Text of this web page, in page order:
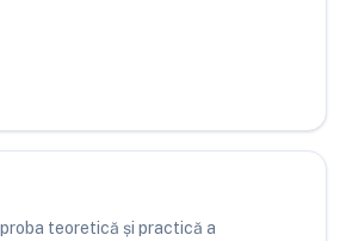
teoretică și practică a